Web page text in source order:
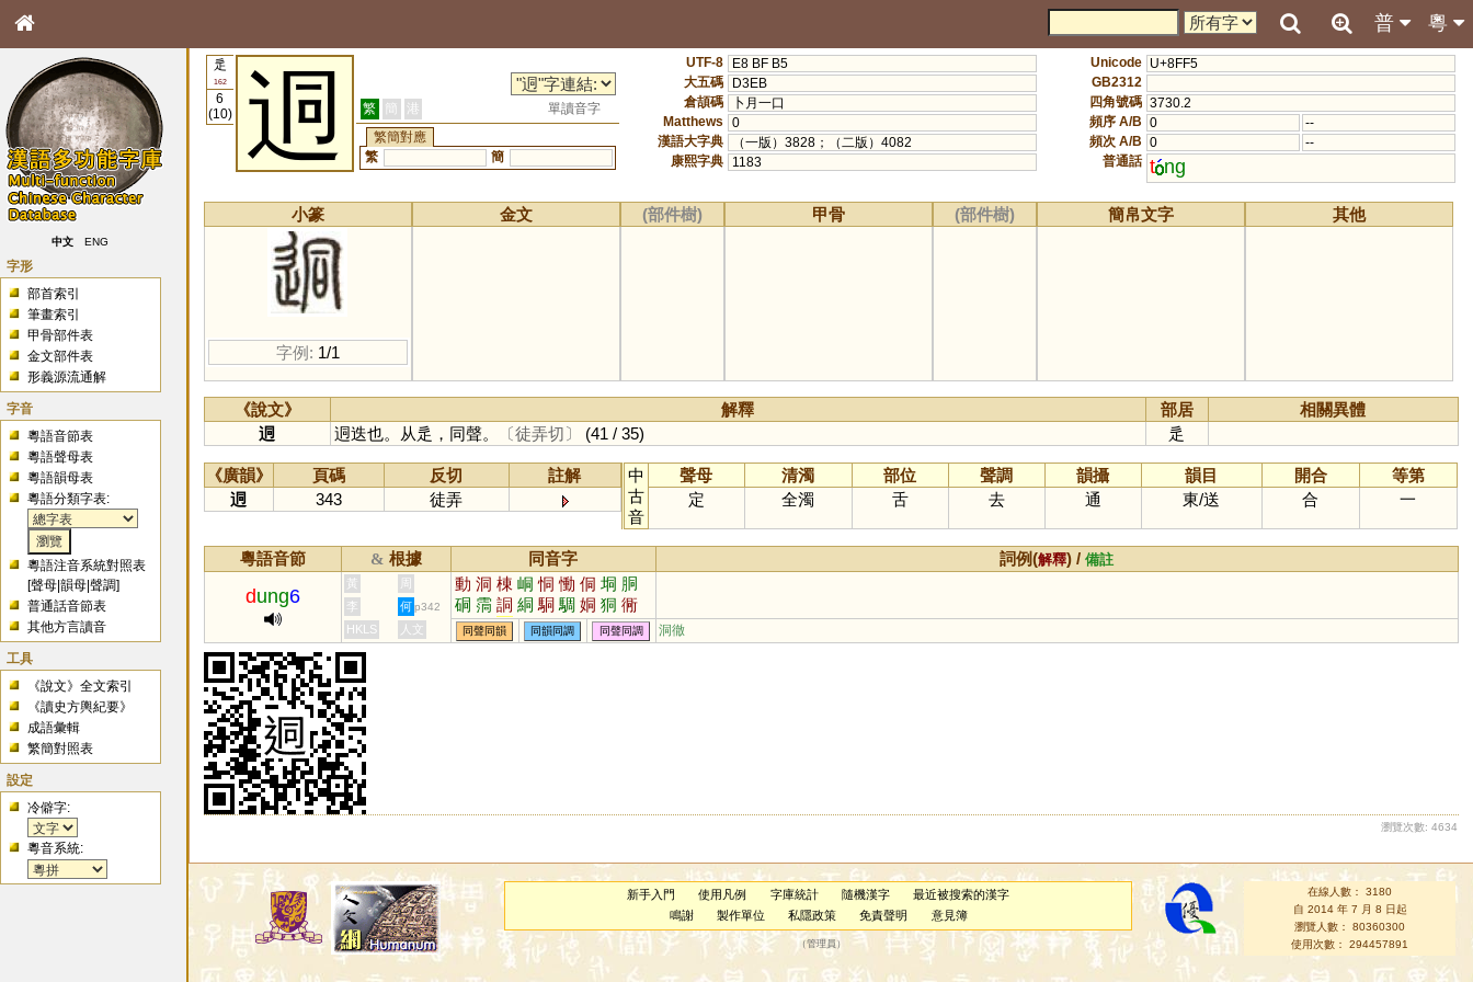
粵
普
中文 ENG
字形
部首索引
筆畫索引
甲骨部件表
金文部件表
形義源流通解
字音
粵語音節表
粵語聲母表
粵語韻母表
粵語分類字表:
粵語注音系統對照表
[聲母 |韻母 |聲調]
普通話音節表
其他方言讀音
工具
《說文》全文索引
《讀史方輿紀要》
成語彙輯
繁簡對照表
設定
冷僻字:
粵音系統:
辵
162
6
(10)
迵 繁 簡 港
單讀音字
繁簡對應
繁
簡
UTF-8
E8 BF B5
大五碼
D3EB
倉頡碼
卜月一口
Matthews
0
漢語大字典
（一版）3828；（二版）4082
康熙字典
1183
Unicode U+8FF5
GB2312
四角號碼 3730.2
頻序 A/B 0
--
頻次 A/B 0
--
普通話 t ng
小篆
字例: 1/1
金文 (部件樹) 甲骨 (部件樹) 簡帛文字 其他
《說文》 解釋 部居
相關異體
迵
迵迭也。从辵，同聲。 〔徒弄切〕 (41 / 35) 辵
《廣韻》 頁碼 反切
註解
迵
343 徒弄
中
古
音
聲母 清濁 部位 聲調 韻攝 韻目 開合
等第
定
全濁 舌 去 通 東/送 合 一
粵語音節 & 根據 同音字 詞例(解釋) /備註
dung6
黃 周 動 洞 棟 峒 恫 慟 侗 垌 胴
硐 霘 詷 絧 駧 騆 姛 狪 衕
戙 挏 湩
李 何 p342
HKLS 人文 同聲同韻 同韻同調 同聲同調 洞徹
瀏覽次數: 4634
新手入門 使用凡例 字庫統計 隨機漢字
最近被搜索的漢字
鳴謝
製作單位 私隱政策 免責聲明 意見簿
（管理員 ）
在線人數： 3180
自 2014 年 7 月 8 日起
瀏覽人數： 80360300
使用次數： 294457891